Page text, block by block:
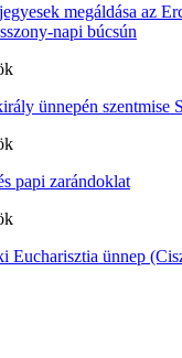
megáldása az
napi búcsún
ünnepén szentmise
papi zarándoklat
Eucharisztia ünnep